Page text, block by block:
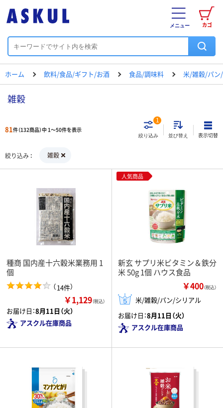
カゴ
メニュー
ホーム 飲料/食品/ギフト/お酒 食品/調味料 米/雑穀/パン
雑穀
81件（132商品）中 1～50件を表示
絞り込み
1
並び替え 表示切替
絞り込み 雑穀
種商 国内産十六穀米業務用 1
個
（14件）
￥1,129（税込）
お届け日：8月11日（火）
アスクル在庫商品
人気商品
新玄 サプリ米ビタミン＆鉄分
米 50g 1個 ハウス食品
￥400（税込）
米/雑穀/パン/シリアル
お届け日：8月11日（火）
アスクル在庫商品